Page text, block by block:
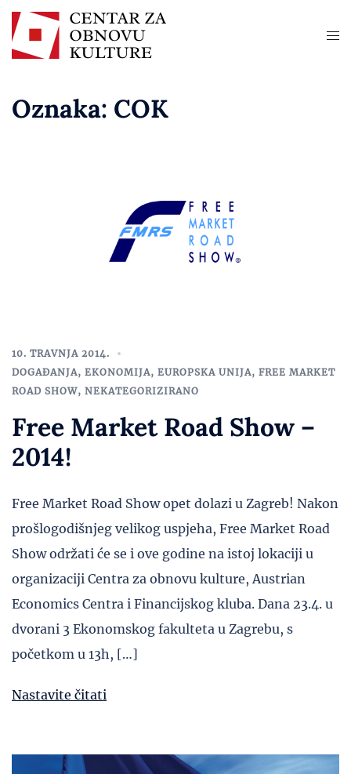
Oznaka: COK
10. TRAVNJA 2014.
DOGAĐANJA, EKONOMIJA, EUROPSKA UNIJA, FREE MARKET
ROAD SHOW, NEKATEGORIZIRANO
Free Market Road Show –
2014!
Free Market Road Show opet dolazi u Zagreb! Nakon
prošlogodišnjeg velikog uspjeha, Free Market Road
Show održati će se i ove godine na istoj lokaciji u
organizaciji Centra za obnovu kulture, Austrian
Economics Centra i Financijskog kluba. Dana 23.4. u
dvorani 3 Ekonomskog fakulteta u Zagrebu, s
početkom u 13h, […]
Nastavite čitati